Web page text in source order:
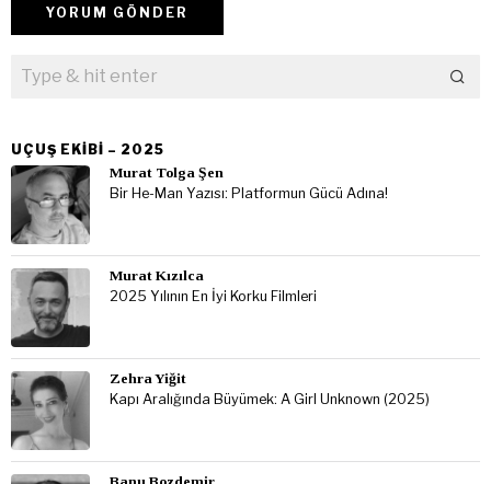
UÇUŞ EKIBI – 2025
Murat Tolga Şen
Bir He-Man Yazısı: Platformun Gücü Adına!
Murat Kızılca
2025 Yılının En İyi Korku Filmleri
Zehra Yiğit
Kapı Aralığında Büyümek: A Girl Unknown (2025)